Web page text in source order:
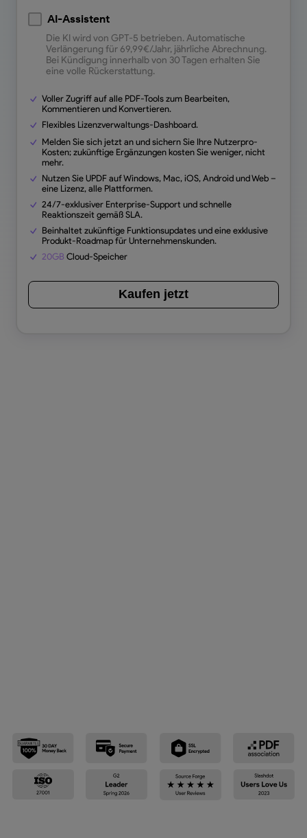
AI-Assistent
Die KI wird von GPT-5 betrieben. Automatische
Verlängerung für 69,99€/Jahr, jährliche Abrechnung.
Bei Kündigung innerhalb von 30 Tagen erhalten Sie
eine volle Rückerstattung.
Voller Zugriff auf alle PDF-Tools zum Bearbeiten,
Kommentieren und Konvertieren.
Flexibles Lizenzverwaltungs-Dashboard.
Melden Sie sich jetzt an und sichern Sie Ihre Nutzerpro-
Kosten; zukünftige Ergänzungen kosten Sie weniger, nicht
mehr.
Nutzen Sie UPDF auf Windows, Mac, iOS, Android und Web –
eine Lizenz, alle Plattformen.
24/7-exklusiver Enterprise-Support und schnelle
Reaktionszeit gemäß SLA.
Beinhaltet zukünftige Funktionsupdates und eine exklusive
Produkt-Roadmap für Unternehmenskunden.
20GB Cloud-Speicher
Kaufen jetzt